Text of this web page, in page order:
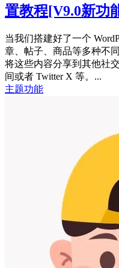
置教程[V9.0新功
当我们搭建好了一个
章、帖子、商品等多种不
将这些内容分享到其他社
间或者 Twitter X 等。...
主题功能